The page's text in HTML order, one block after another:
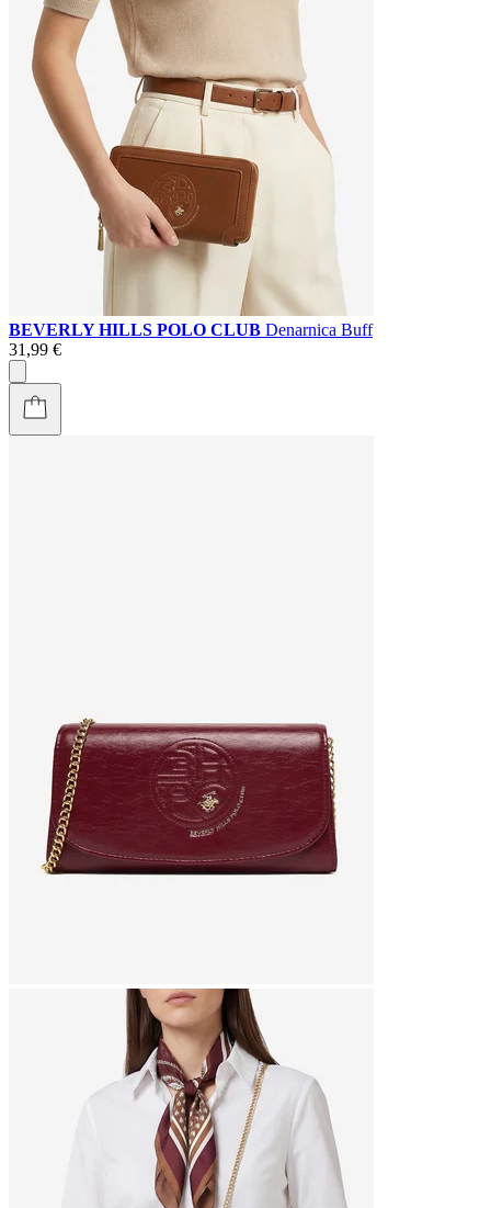
BEVERLY HILLS POLO CLUB Denarnica Buff
31,99 €